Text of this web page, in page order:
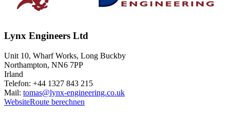
Lynx Engineers Ltd
Unit 10, Wharf Works, Long Buckby
Northampton, NN6 7PP
Irland
Telefon: +44 1327 843 215
Mail: tomas@lynx-engineering.co.uk
WebsiteRoute berechnen